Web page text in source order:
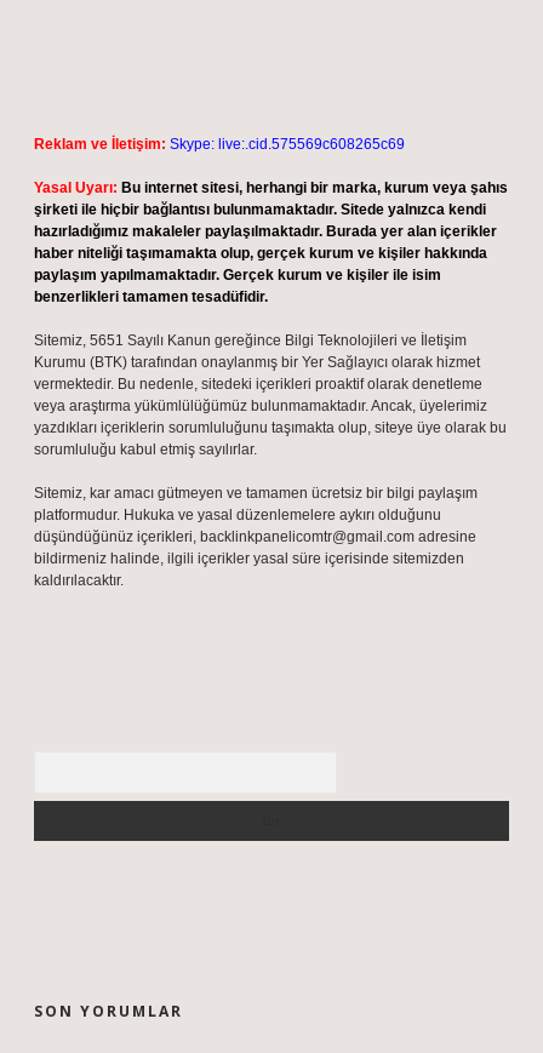
Reklam ve İletişim: Skype: live:.cid.575569c608265c69
Yasal Uyarı: Bu internet sitesi, herhangi bir marka, kurum veya şahıs
şirketi ile hiçbir bağlantısı bulunmamaktadır. Sitede yalnızca kendi
hazırladığımız makaleler paylaşılmaktadır. Burada yer alan içerikler
haber niteliği taşımamakta olup, gerçek kurum ve kişiler hakkında
paylaşım yapılmamaktadır. Gerçek kurum ve kişiler ile isim
benzerlikleri tamamen tesadüfidir.
Sitemiz, 5651 Sayılı Kanun gereğince Bilgi Teknolojileri ve İletişim
Kurumu (BTK) tarafından onaylanmış bir Yer Sağlayıcı olarak hizmet
vermektedir. Bu nedenle, sitedeki içerikleri proaktif olarak denetleme
veya araştırma yükümlülüğümüz bulunmamaktadır. Ancak, üyelerimiz
yazdıkları içeriklerin sorumluluğunu taşımakta olup, siteye üye olarak bu
sorumluluğu kabul etmiş sayılırlar.
Sitemiz, kar amacı gütmeyen ve tamamen ücretsiz bir bilgi paylaşım
platformudur. Hukuka ve yasal düzenlemelere aykırı olduğunu
düşündüğünüz içerikleri, backlinkpanelicomtr@gmail.com adresine
bildirmeniz halinde, ilgili içerikler yasal süre içerisinde sitemizden
kaldırılacaktır.
SON YORUMLAR